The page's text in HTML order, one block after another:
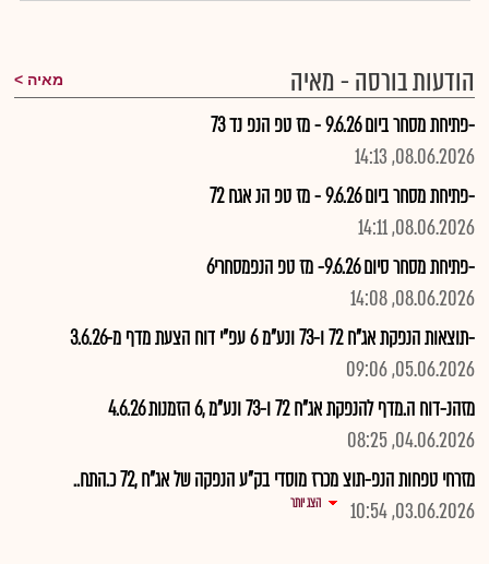
הודעות בורסה - מאיה מאיה
-פתיחת מסחר ביום 9.6.26 - מז טפ הנפ נד 73
08.06.2026, 14:13
-פתיחת מסחר ביום 9.6.26 - מז טפ הנ אגח 72
08.06.2026, 14:11
-פתיחת מסחר סיום 9.6.26- מז טפ הנפמסחרי6
08.06.2026, 14:08
-תוצאות הנפקת אג"ח 72 ו-73 ונע"מ 6 עפ"י דוח הצעת מדף מ-3.6.26
05.06.2026, 09:06
מזהנ-דוח ה.מדף להנפקת אג"ח 72 ו-73 ונע"מ ,6 הזמנות 4.6.26
04.06.2026, 08:25
מזרחי טפחות הנפ-תוצ מכרז מוסדי בק"ע הנפקה של אג"ח ,72 כ.התח..
03.06.2026, 10:54
הצג יותר